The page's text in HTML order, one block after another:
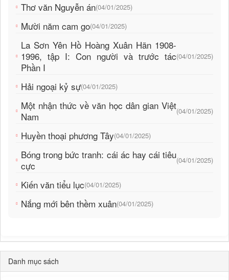
Thơ văn Nguyễn án(04/01/2025)
Mười năm cam go(04/01/2025)
La Sơn Yên Hồ Hoàng Xuân Hãn 1908-
1996, tập I: Con người và trước tác
Phần I
(04/01/2025)
Hải ngoại kỷ sự(04/01/2025)
Một nhận thức về văn học dân gian Việt
Nam
(04/01/2025)
Huyền thoại phương Tây(04/01/2025)
Bóng trong bức tranh: cái ác hay cái tiêu
cực
(04/01/2025)
Kiến văn tiểu lục(04/01/2025)
Nắng mới bên thềm xuân(04/01/2025)
Danh mục sách